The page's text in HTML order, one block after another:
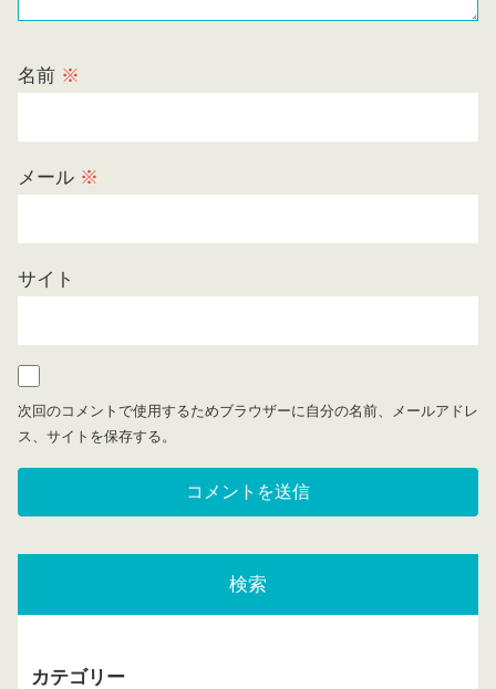
名前 ※
メール ※
サイト
次回のコメントで使用するためブラウザーに自分の名前、メールアドレ
ス、サイトを保存する。
検索
カテゴリー